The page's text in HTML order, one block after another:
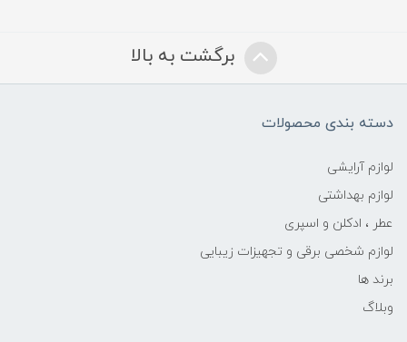
برگشت به بالا
دسته بندی محصولات
لوازم آرایشی
لوازم بهداشتی
عطر ، ادکلن و اسپری
لوازم شخصی برقی و تجهیزات زیبایی
برند ها
وبلاگ